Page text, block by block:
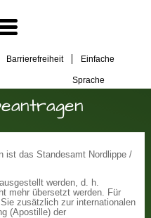
Barrierefreiheit Einfache
Sprache
ist das Standesamt Nordlippe /
werden, d. h.
mehr übersetzt werden. Für
zusätzlich zur internationalen
(Apostille) der